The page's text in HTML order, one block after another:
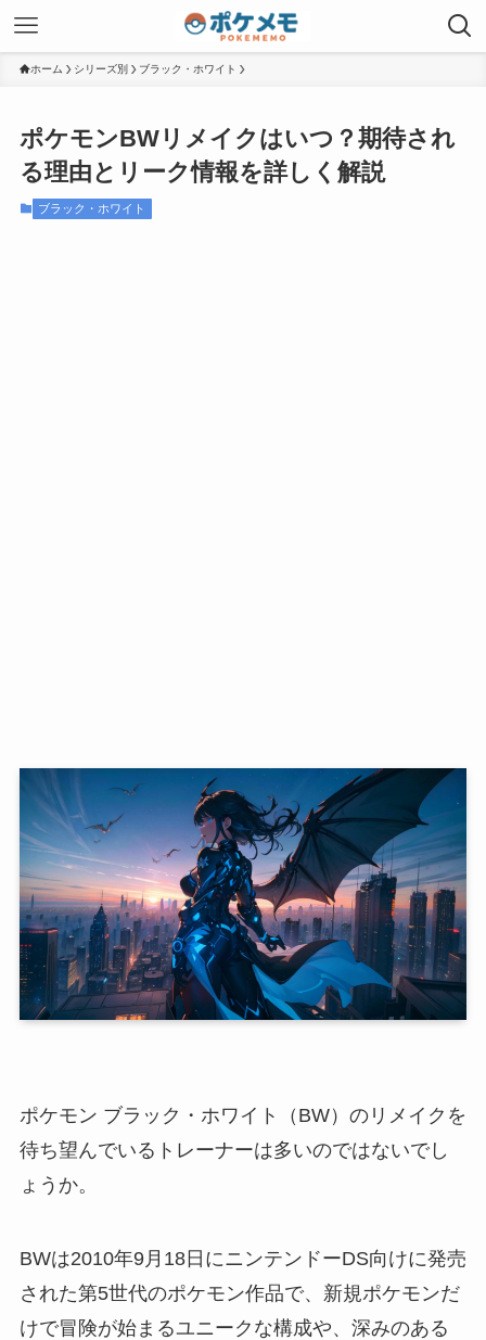
ホーム シリーズ別 ブラック・ホワイト
ポケモンBWリメイクはいつ？期待され
る理由とリーク情報を詳しく解説
ブラック・ホワイト
ポケモン ブラック・ホワイト（BW）のリメイクを
待ち望んでいるトレーナーは多いのではないでし
ょうか。
BWは2010年9月18日にニンテンドーDS向けに発売
された第5世代のポケモン作品で、新規ポケモンだ
けで冒険が始まるユニークな構成や、深みのある